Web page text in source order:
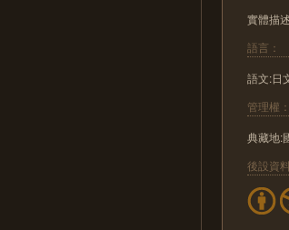
實體描
語言：
語文:日
管理權：
典藏地:
後設資